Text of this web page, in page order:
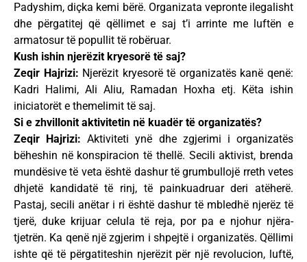
Padyshim, diçka kemi bërë. Organizata vepronte ilegalisht
dhe përgatitej që qëllimet e saj t’i arrinte me luftën e
armatosur të popullit të robëruar.
Kush ishin njerëzit kryesorë të saj?
Zeqir Hajrizi: Njerëzit kryesorë të organizatës kanë qenë:
Kadri Halimi, Ali Aliu, Ramadan Hoxha etj. Këta ishin
iniciatorët e themelimit të saj.
Si e zhvillonit aktivitetin në kuadër të organizatës?
Zeqir Hajrizi:Aktiviteti ynë dhe zgjerimi i organizatës
bëheshin në konspiracion të thellë. Secili aktivist, brenda
mundësive të veta është dashur të grumbullojë rreth vetes
dhjetë kandidatë të rinj, të painkuadruar deri atëherë.
Pastaj, secili anëtar i ri është dashur të mbledhë njerëz të
tjerë, duke krijuar celula të reja, por pa e njohur njëra-
tjetrën. Ka qenë një zgjerim i shpejtë i organizatës. Qëllimi
ishte që të përgatiteshin njerëzit për një revolucion, luftë,